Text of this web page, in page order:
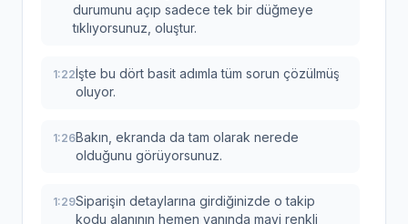
durumunu açıp sadece tek bir düğmeye
tıklıyorsunuz, oluştur.
1:22İşte bu dört basit adımla tüm sorun çözülmüş
oluyor.
1:26Bakın, ekranda da tam olarak nerede
olduğunu görüyorsunuz.
1:29Siparişin detaylarına girdiğinizde o takip
kodu alanının hemen yanında mavi renkli